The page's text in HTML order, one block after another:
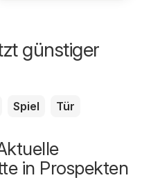
günstiger
Spiel Tür
in Prospekten